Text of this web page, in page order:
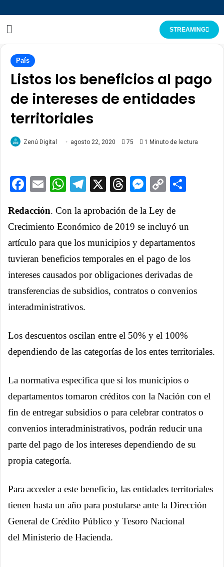
STREAMING
País
Listos los beneficios al pago
de intereses de entidades
territoriales
Zenú Digital agosto 22, 2020 75 1 Minuto de lectura
Facebook
EmailWhatsApp
Telegram
X ThreadsCopy
Redacción. Con la aprobación de la Ley de
Crecimiento Económico de 2019 se incluyó un
artículo para que los municipios y departamentos
tuvieran beneficios temporales en el pago de los
intereses causados por obligaciones derivadas de
transferencias de subsidios, contratos o convenios
interadministrativos.
Los descuentos oscilan entre el 50% y el 100%
dependiendo de las categorías de los entes territoriales.
La normativa especifica que si los municipios o
departamentos tomaron créditos con la Nación con el
fin de entregar subsidios o para celebrar contratos o
convenios interadministrativos, podrán reducir una
parte del pago de los intereses dependiendo de su
propia categoría.
Para acceder a este beneficio, las entidades territoriales
tienen hasta un año para postularse ante la Dirección
General de Crédito Público y Tesoro Nacional
del Ministerio de Hacienda.